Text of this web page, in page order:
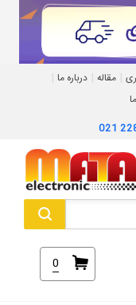
| مقاله | درباره ما |
0